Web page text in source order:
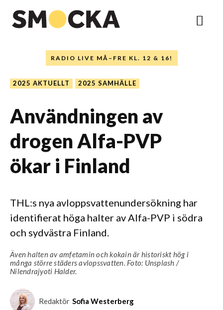
RADIO LIVE MÅ–FRE KL. 12 & 16!
2025 AKTUELLT 2025 SAMHÄLLE
Användningen av
drogen Alfa-PVP
ökar i Finland
THL:s nya avloppsvattenundersökning har
identifierat höga halter av Alfa-PVP i södra
och sydvästra Finland.
Även halten av amfetamin och kokain är historiskt hög i
många större städers avlopssvatten. Foto: Unsplash /
Nilendrajyoti Halder.
Redaktör Sofia Westerberg